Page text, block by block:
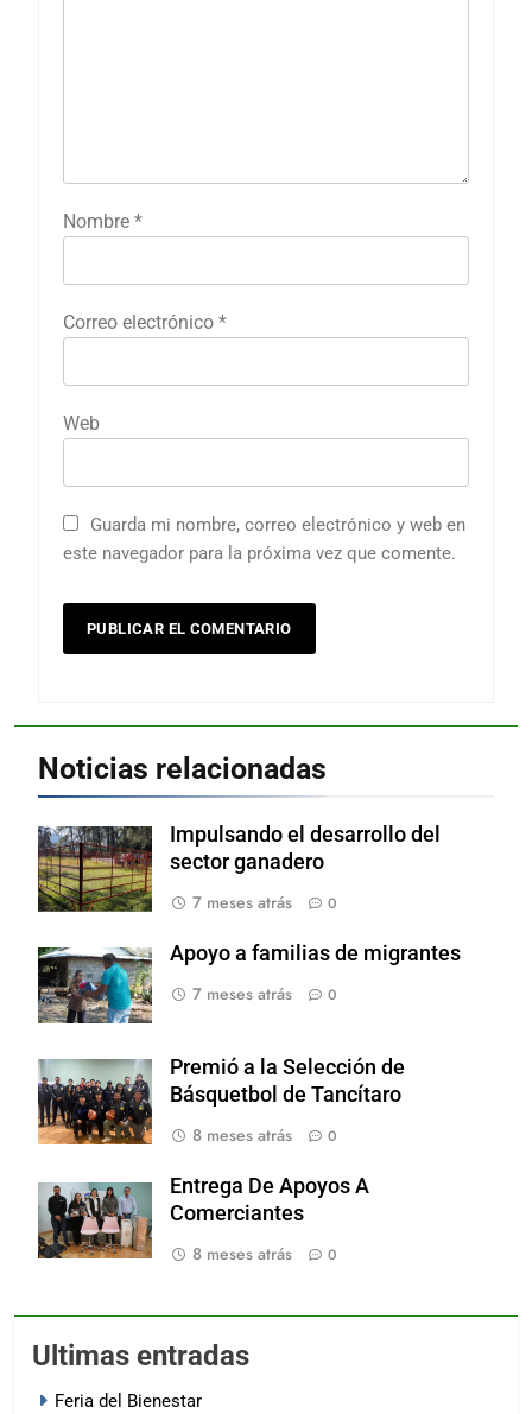
Nombre *
Correo electrónico *
Web
Guarda mi nombre, correo electrónico y web en
este navegador para la próxima vez que comente.
Noticias relacionadas
Impulsando el desarrollo del
sector ganadero
7 meses atrás
0
Apoyo a familias de migrantes
7 meses atrás
0
Premió a la Selección de
Básquetbol de Tancítaro
8 meses atrás
0
Entrega De Apoyos A
Comerciantes
8 meses atrás
0
Ultimas entradas
Feria del Bienestar